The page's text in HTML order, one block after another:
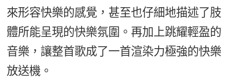
來形容快樂的感覺，甚至也仔細地描述了肢
體所能呈現的快樂氛圍。再加上跳耀輕盈的
音樂，讓整首歌成了一首渲染力極強的快樂
放送機。